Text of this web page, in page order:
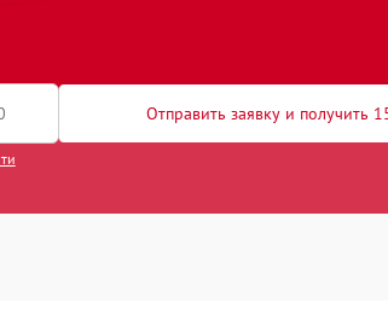
Отправить заявку и получить